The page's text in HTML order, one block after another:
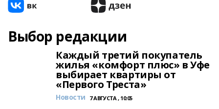
Выбор редакции
Каждый третий покупатель
жилья «комфорт плюс» в Уфе
выбирает квартиры от
«Первого Треста»
Новости 7 АВГУСТА , 10:05